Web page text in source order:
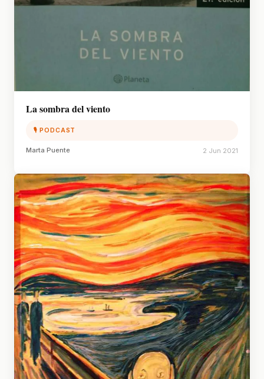
La sombra del viento
🎙 PODCAST
Marta Puente 2 Jun 2021